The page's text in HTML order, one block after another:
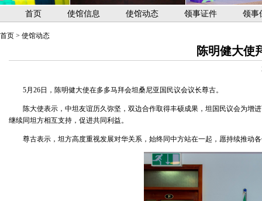
首页 使馆信息 使馆动态 领事证件 领事
首页 > 使馆动态
陈明健大使
5月26日，陈明健大使在多多马拜会坦桑尼亚国民议会议长尊古。
陈大使表示，中坦友谊历久弥坚，双边合作取得丰硕成果，坦国民议会为增
继续同坦方相互支持，促进共同利益。
尊古表示，坦方高度重视发展对华关系，始终同中方站在一起，愿持续推动